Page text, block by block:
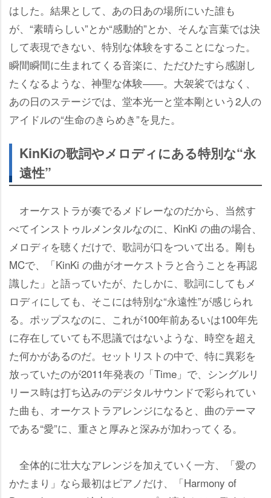
はした。結果として、あの日あの場所にいた誰も
が、“素晴らしい”とか“感動的”とか、そんな言葉では決
して表現できない、特別な体験をすることになった。
瞬間瞬間に生まれてくる音楽に、ただひたすら感謝し
たくなるような、神聖な体験――。大袈裟ではなく、
あの日のステージでは、堂本光一と堂本剛という2人の
アイドルの“生命のきらめき”を見た。
KinKiの歌詞やメロディにある特別な“永
遠性”
オーケストラが奏でるメドレーなのだから、当然す
べてインストゥルメンタルなのに、KinKi の曲の場合、
メロディを聴くだけで、歌詞が口をついて出る。剛も
MCで、「KinKi の曲がオーケストラと合うことを再認
識した」と語っていたが、たしかに、歌詞にしてもメ
ロディにしても、そこには特別な“永遠性”が感じられ
る。ポップスなのに、これが100年前あるいは100年先
に存在していても不思議ではないような、時空を超え
た何かがあるのだ。セットリストの中で、特に異彩を
放っていたのが2011年発表の「Time」で、シングルリ
リース時は打ち込みのデジタルサウンドで彩られてい
た曲も、オーケストラアレンジになると、曲のテーマ
である“愛”に、重さと厚みと深みが加わってくる。
全体的に壮大なアレンジを加えていく一方、「愛の
かたまり」なら最初はピアノだけ、「Harmony of